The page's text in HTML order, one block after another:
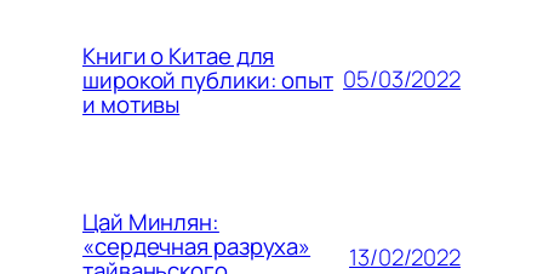
Книги о Китае для
широкой публики: опыт
и мотивы
05/03/2022
Цай Минлян:
«сердечная разруха» 13/02/2022